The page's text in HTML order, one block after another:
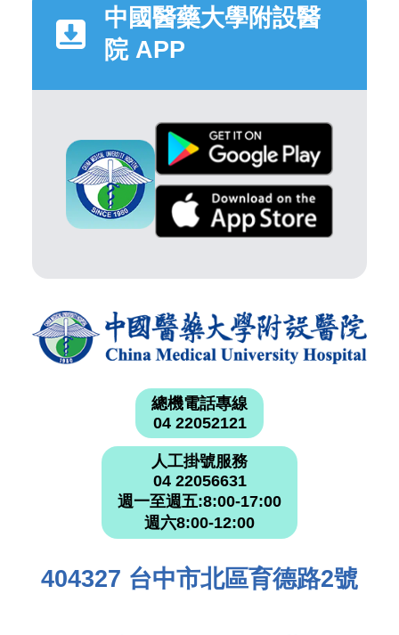
中國醫藥大學附設醫
院 APP
總機電話專線
04 22052121
人工掛號服務
04 22056631
週一至週五:8:00-17:00
週六8:00-12:00
404327 台中市北區育德路2號